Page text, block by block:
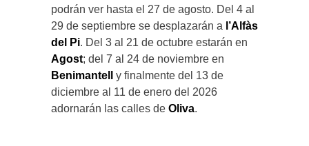
podrán ver hasta el 27 de agosto. Del 4 al
29 de septiembre se desplazarán a l’Alfàs
del Pi. Del 3 al 21 de octubre estarán en
Agost; del 7 al 24 de noviembre en
Benimantell y finalmente del 13 de
diciembre al 11 de enero del 2026
adornarán las calles de Oliva.